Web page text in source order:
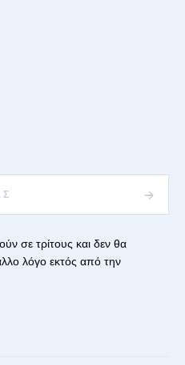
σε τρίτους και δεν θα
λόγο εκτός από την